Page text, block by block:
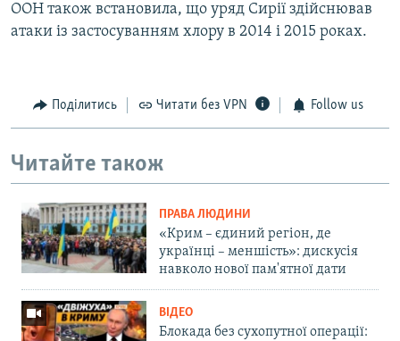
ООН також встановила, що уряд Сирії здійснював
атаки із застосуванням хлору в 2014 і 2015 роках.
Поділитись Читати без VPN Follow us
Читайте також
ПРАВА ЛЮДИНИ
«Крим – єдиний регіон, де
українці – меншість»: дискусія
навколо нової пам'ятної дати
ВІДЕО
Блокада без сухопутної операції: